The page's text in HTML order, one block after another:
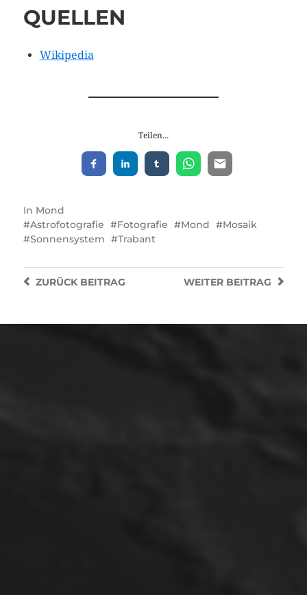
QUELLEN
Wikipedia
Teilen...
In Mond
Astrofotografie
Fotografie Mond
Mosaik
Sonnensystem
Trabant
WEITER BEITRAG
ZURÜCKBEITRAG